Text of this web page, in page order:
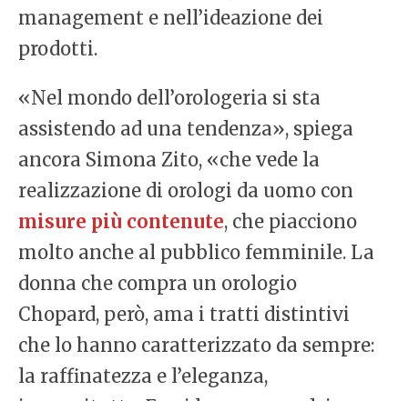
management e nell’ideazione dei
prodotti.
«Nel mondo dell’orologeria si sta
assistendo ad una tendenza», spiega
ancora Simona Zito, «che vede la
realizzazione di orologi da uomo con
misure più contenute, che piacciono
molto anche al pubblico femminile. La
donna che compra un orologio
Chopard, però, ama i tratti distintivi
che lo hanno caratterizzato da sempre:
la raffinatezza e l’eleganza,